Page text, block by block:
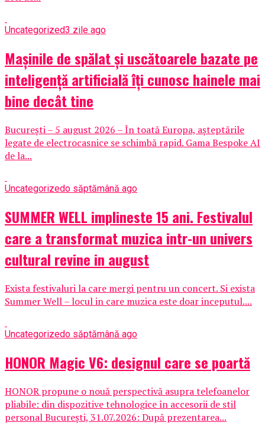
Uncategorized3 zile ago
Mașinile de spălat și uscătoarele bazate pe
inteligență artificială îți cunosc hainele mai
bine decât tine
București – 5 august 2026 – În toată Europa, așteptările
legate de electrocasnice se schimbă rapid. Gama Bespoke AI
de la...
Uncategorizedo săptămână ago
SUMMER WELL implineste 15 ani. Festivalul
care a transformat muzica intr-un univers
cultural revine in august
Exista festivaluri la care mergi pentru un concert. Si exista
Summer Well – locul in care muzica este doar inceputul....
Uncategorizedo săptămână ago
HONOR Magic V6: designul care se poartă
HONOR propune o nouă perspectivă asupra telefoanelor
pliabile: din dispozitive tehnologice în accesorii de stil
personal București, 31.07.2026: După prezentarea...